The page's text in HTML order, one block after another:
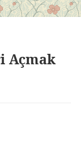
Açmak